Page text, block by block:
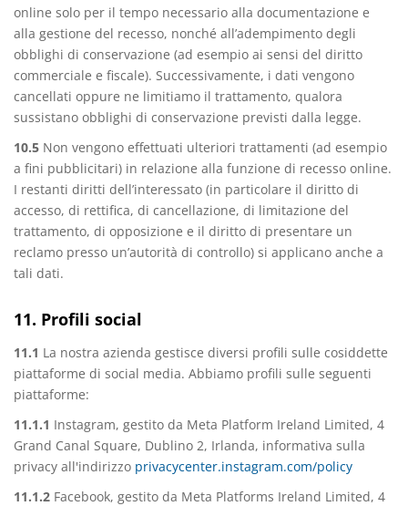
online solo per il tempo necessario alla documentazione e
alla gestione del recesso, nonché all’adempimento degli
obblighi di conservazione (ad esempio ai sensi del diritto
commerciale e fiscale). Successivamente, i dati vengono
cancellati oppure ne limitiamo il trattamento, qualora
sussistano obblighi di conservazione previsti dalla legge.
10.5 Non vengono effettuati ulteriori trattamenti (ad esempio
a fini pubblicitari) in relazione alla funzione di recesso online.
I restanti diritti dell’interessato (in particolare il diritto di
accesso, di rettifica, di cancellazione, di limitazione del
trattamento, di opposizione e il diritto di presentare un
reclamo presso un’autorità di controllo) si applicano anche a
tali dati.
11. Profili social
11.1 La nostra azienda gestisce diversi profili sulle cosiddette
piattaforme di social media. Abbiamo profili sulle seguenti
piattaforme:
11.1.1 Instagram, gestito da Meta Platform Ireland Limited, 4
Grand Canal Square, Dublino 2, Irlanda, informativa sulla
privacy all'indirizzo privacycenter.instagram.com/policy
11.1.2 Facebook, gestito da Meta Platforms Ireland Limited, 4